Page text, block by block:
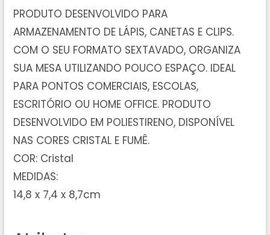
PRODUTO DESENVOLVIDO PARA
ARMAZENAMENTO DE LÁPIS, CANETAS E CLIPS.
COM O SEU FORMATO SEXTAVADO, ORGANIZA
SUA MESA UTILIZANDO POUCO ESPAÇO. IDEAL
PARA PONTOS COMERCIAIS, ESCOLAS,
ESCRITÓRIO OU HOME OFFICE. PRODUTO
DESENVOLVIDO EM POLIESTIRENO, DISPONÍVEL
NAS CORES CRISTAL E FUMÊ.
COR: Cristal
MEDIDAS:
14,8 x 7,4 x 8,7cm